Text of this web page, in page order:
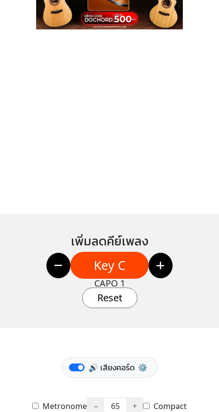
เพิ่มลดคีย์เพลง
Key C
CAPO 1
Reset
🔊 เสียงคอร์ด ⚙️
Metronome − 65 + Compact